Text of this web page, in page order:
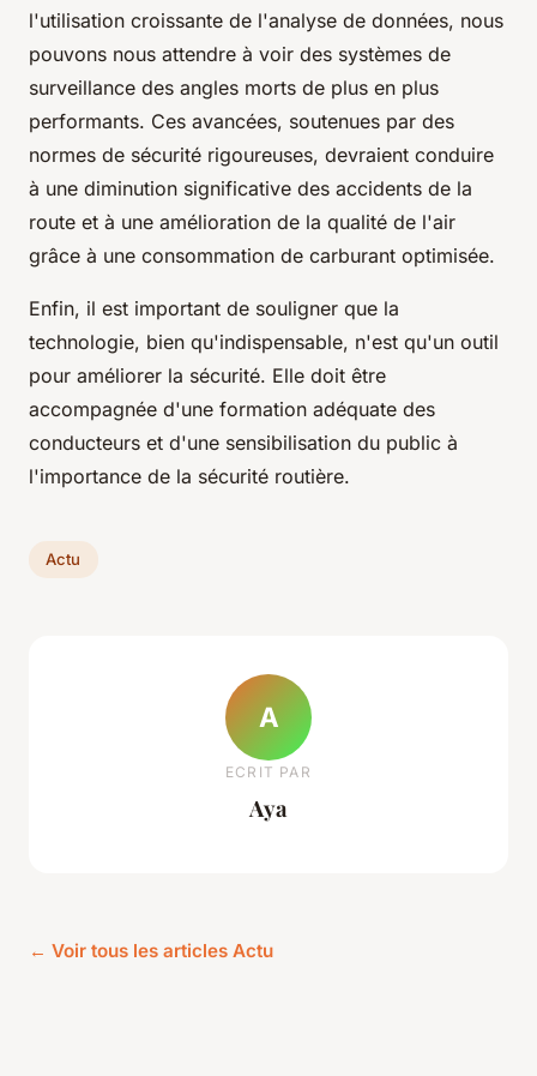
l'utilisation croissante de l'analyse de données, nous
pouvons nous attendre à voir des systèmes de
surveillance des angles morts de plus en plus
performants. Ces avancées, soutenues par des
normes de sécurité rigoureuses, devraient conduire
à une diminution significative des accidents de la
route et à une amélioration de la qualité de l'air
grâce à une consommation de carburant optimisée.
Enfin, il est important de souligner que la
technologie, bien qu'indispensable, n'est qu'un outil
pour améliorer la sécurité. Elle doit être
accompagnée d'une formation adéquate des
conducteurs et d'une sensibilisation du public à
l'importance de la sécurité routière.
Actu
A
ECRIT PAR
Aya
← Voir tous les articles Actu